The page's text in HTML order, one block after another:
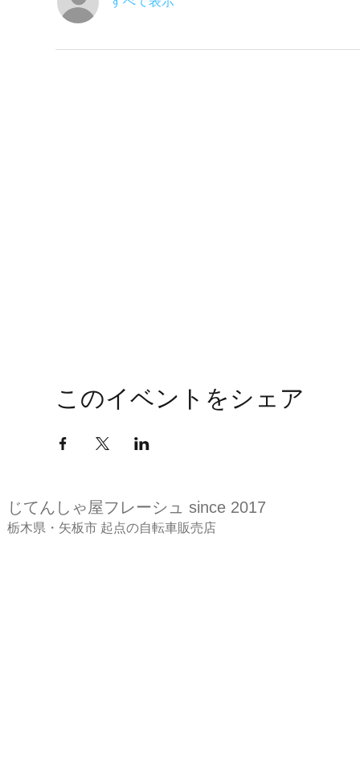
このイベントをシェア
じてんしゃ屋フレーシュ since 2017
​栃木県・矢板市 起点の自転車販売店